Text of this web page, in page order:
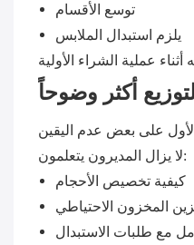
توسع الأقسام
يلزم استبدال الملابس
أكثر وضوحاً
لا يزال المديرون يتعلمون:
كيفية تخصيص الأحجام
المخزون الاحتياطي
مع طلبات الاستبدال